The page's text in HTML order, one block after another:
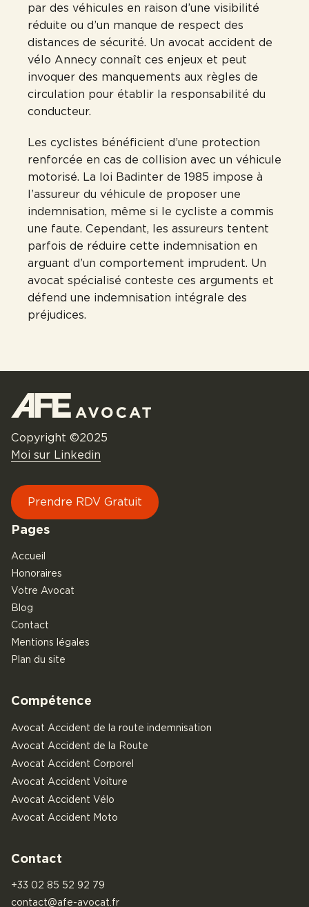
par des véhicules en raison d’une visibilité
réduite ou d’un manque de respect des
distances de sécurité. Un avocat accident de
vélo Annecy connaît ces enjeux et peut
invoquer des manquements aux règles de
circulation pour établir la responsabilité du
conducteur.
Les cyclistes bénéficient d’une protection
renforcée en cas de collision avec un véhicule
motorisé. La loi Badinter de 1985 impose à
l’assureur du véhicule de proposer une
indemnisation, même si le cycliste a commis
une faute. Cependant, les assureurs tentent
parfois de réduire cette indemnisation en
arguant d’un comportement imprudent. Un
avocat spécialisé conteste ces arguments et
défend une indemnisation intégrale des
préjudices.
Copyright ©2025
Moi sur Linkedin
Prendre RDV Gratuit
Pages
Accueil
Honoraires
Votre Avocat
Blog
Contact
Mentions légales
Plan du site
Compétence
Avocat Accident de la route indemnisation
Avocat Accident de la Route
Avocat Accident Corporel
Avocat Accident Voiture
Avocat Accident Vélo
Avocat Accident Moto
Contact
+33 02 85 52 92 79
contact@afe-avocat.fr